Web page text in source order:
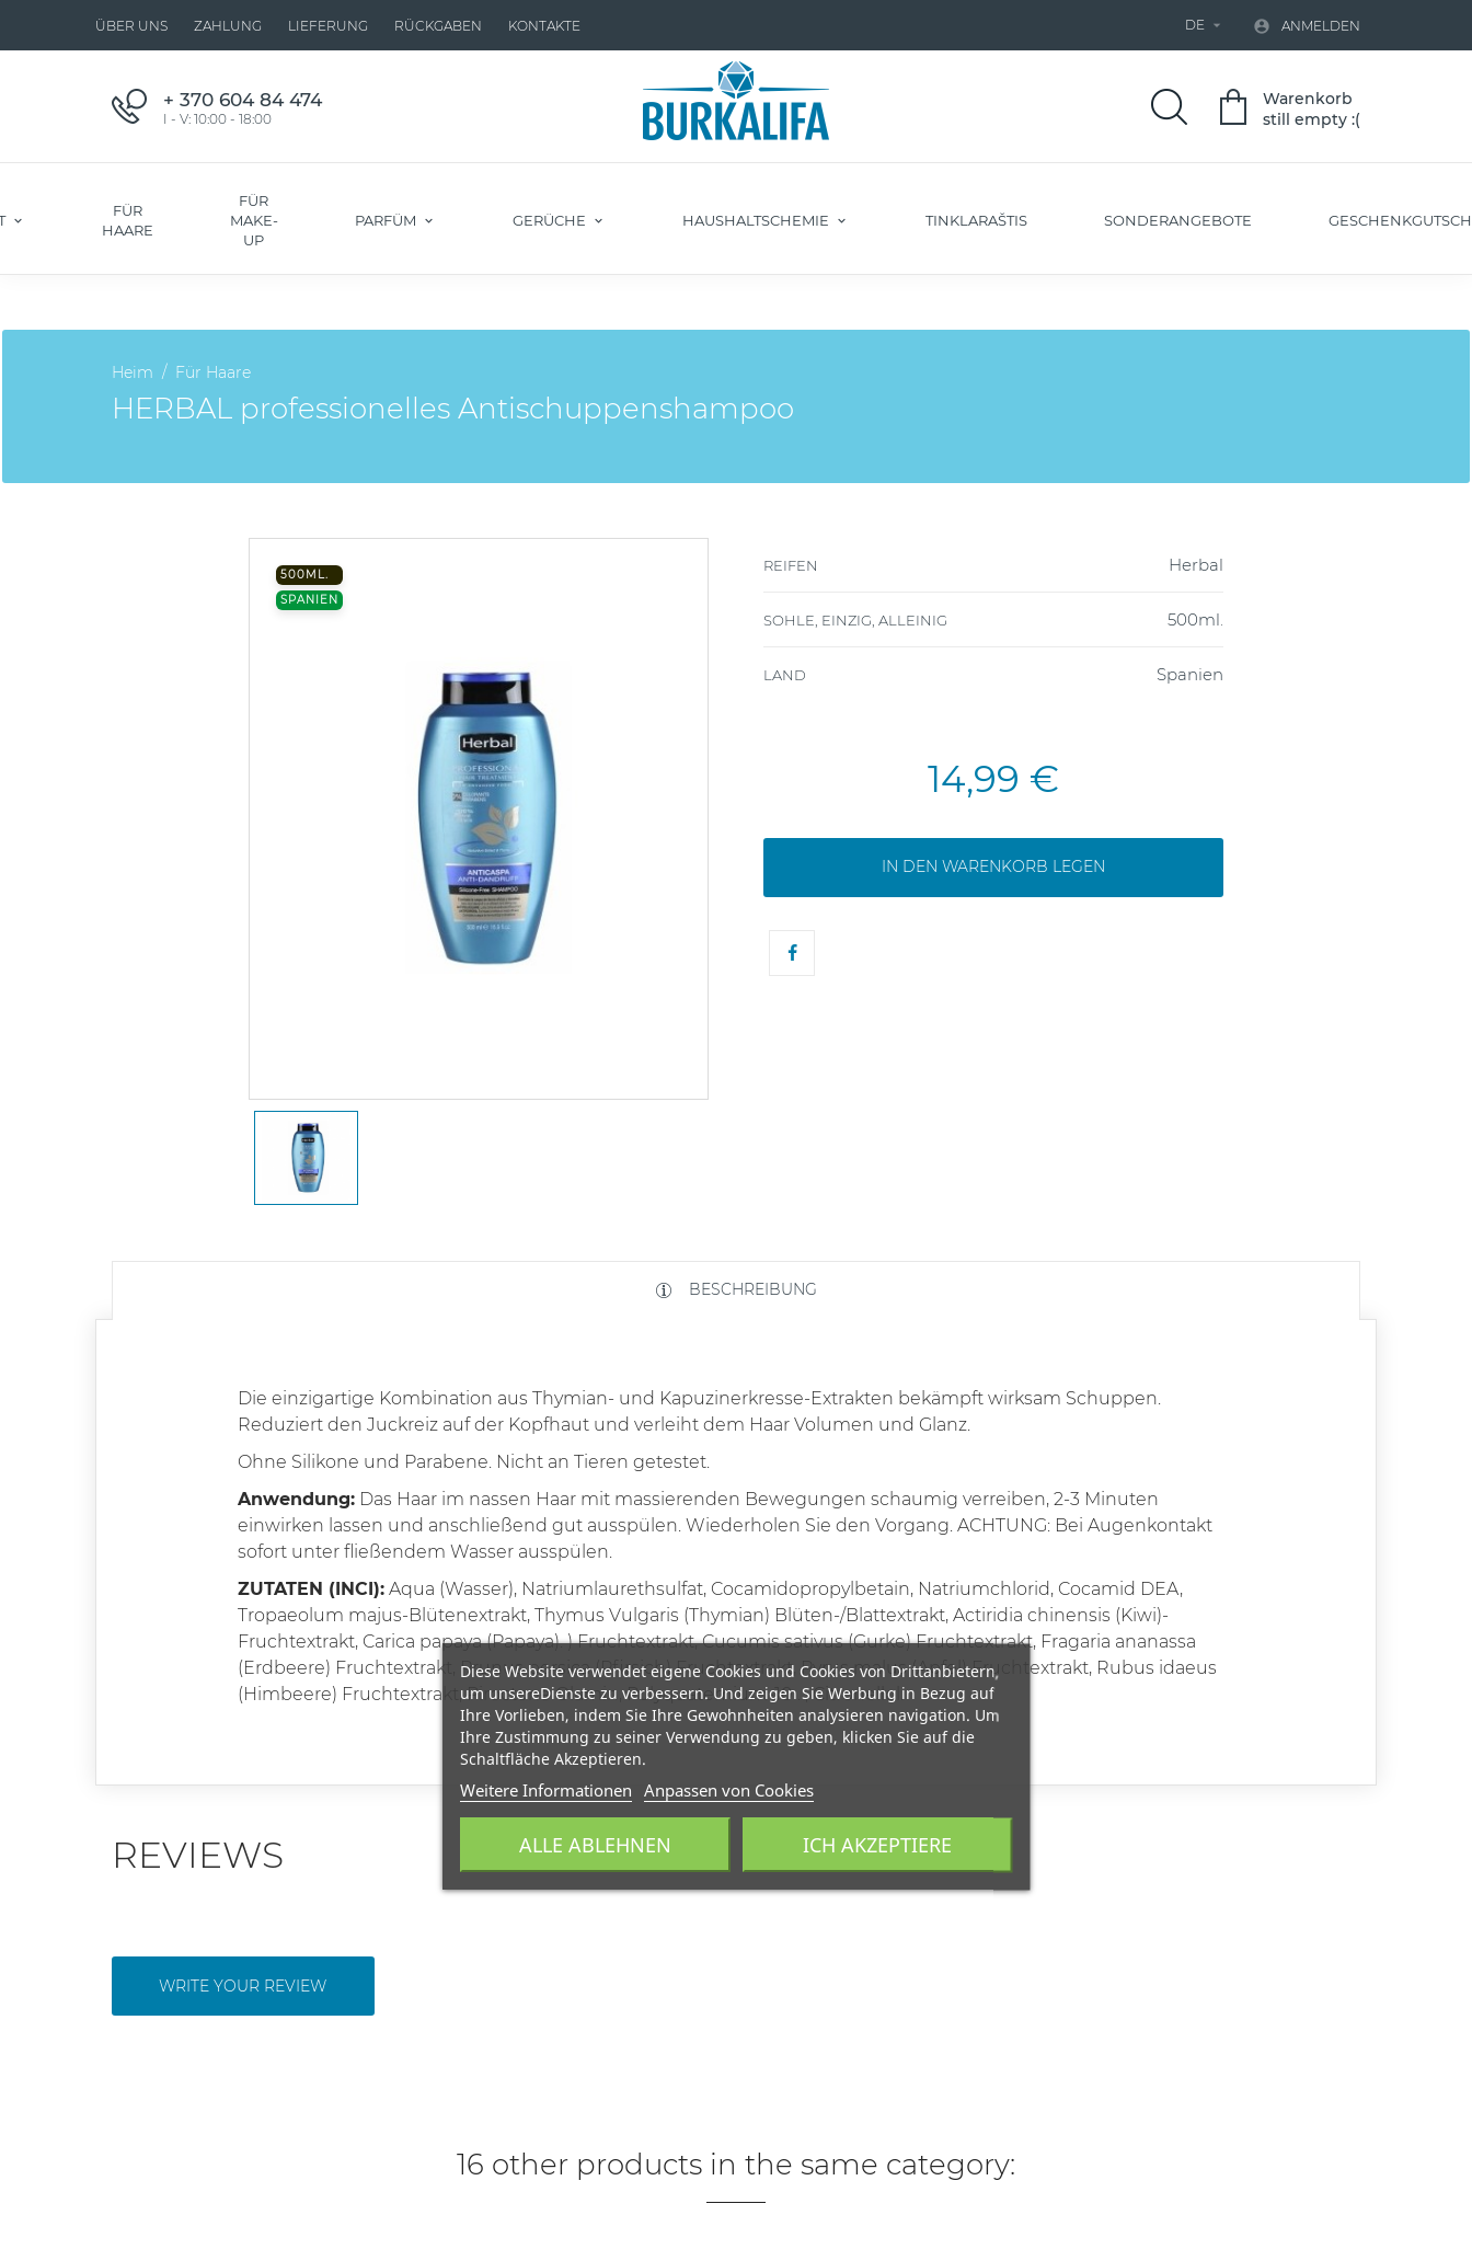
ÜBER UNS ZAHLUNG LIEFERUNG RÜCKGABEN KONTAKTE DE   ANMELDEN
+ 370 604 84 474
I - V: 10:00 - 18:00
Warenkorb
still empty :(
FÜR
HAARE
FÜR
MAKE-
UP
PARFÜM GERÜCHE HAUSHALTSCHEMIE TINKLARAŠTIS SONDERANGEBOTE
Heim Für Haare
HERBAL professionelles Antischuppenshampoo
500ML.
SPANIEN
REIFEN Herbal
SOHLE, EINZIG, ALLEINIG 500ml.
LAND Spanien
14,99 €
IN DEN WARENKORB LEGEN
BESCHREIBUNG
Die einzigartige Kombination aus Thymian- und Kapuzinerkresse-Extrakten bekämpft wirksam Schuppen.
Reduziert den Juckreiz auf der Kopfhaut und verleiht dem Haar Volumen und Glanz.
Ohne Silikone und Parabene. Nicht an Tieren getestet.
Anwendung: Das Haar im nassen Haar mit massierenden Bewegungen schaumig verreiben, 2-3 Minuten
einwirken lassen und anschließend gut ausspülen. Wiederholen Sie den Vorgang. ACHTUNG: Bei Augenkontakt
sofort unter fließendem Wasser ausspülen.
ZUTATEN (INCI): Aqua (Wasser), Natriumlaurethsulfat, Cocamidopropylbetain, Natriumchlorid, Cocamid DEA,
Tropaeolum majus-Blütenextrakt, Thymus Vulgaris (Thymian) Blüten-/Blattextrakt, Actiridia chinensis (Kiwi)-
Fruchtextrakt, Carica papaya (Papaya). ) Fruchtextrakt, Cucumis sativus (Gurke) Fruchtextrakt, Fragaria ananassa
(Erdbeere) Fruchtextrakt, Prunus persica (Pfirsich) Fruchtextrakt, Pyrus malus (Apfel) Fruchtextrakt, Rubus idaeus
(Himbeere) Fruchtextrakt, Piroctone Olamin, Polyquatemium-10 . , Citronellol.
REVIEWS
WRITE YOUR REVIEW
16 other products in the same category:
Diese Website verwendet eigene Cookies und Cookies von Drittanbietern,
um unsereDienste zu verbessern. Und zeigen Sie Werbung in Bezug auf
Ihre Vorlieben, indem Sie Ihre Gewohnheiten analysieren navigation. Um
Ihre Zustimmung zu seiner Verwendung zu geben, klicken Sie auf die
Schaltfläche Akzeptieren.
Weitere Informationen Anpassen von Cookies
ALLE ABLEHNEN ICH AKZEPTIERE